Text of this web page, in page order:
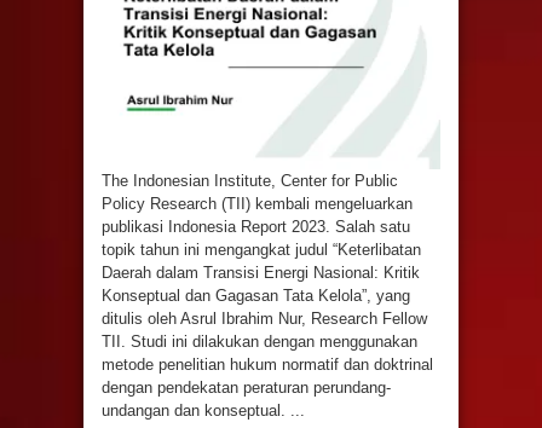
The Indonesian Institute, Center for Public
Policy Research (TII) kembali mengeluarkan
publikasi Indonesia Report 2023. Salah satu
topik tahun ini mengangkat judul “Keterlibatan
Daerah dalam Transisi Energi Nasional: Kritik
Konseptual dan Gagasan Tata Kelola”, yang
ditulis oleh Asrul Ibrahim Nur, Research Fellow
TII. Studi ini dilakukan dengan menggunakan
metode penelitian hukum normatif dan doktrinal
dengan pendekatan peraturan perundang-
undangan dan konseptual. ...